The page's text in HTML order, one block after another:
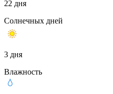
22 дня
Солнечных дней
3 дня
Влажность